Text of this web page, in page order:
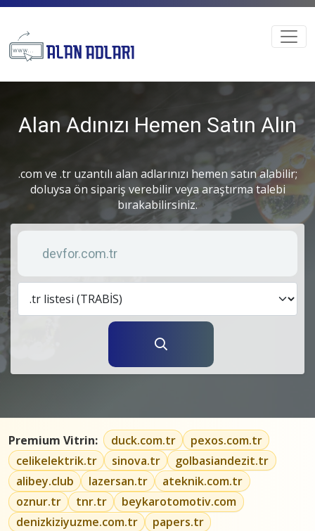
Alan Adınızı Hemen Satın Alın
.com ve .tr uzantılı alan adlarınızı hemen satın alabilir;
doluysa ön sipariş verebilir veya araştırma talebi
bırakabilirsiniz.
Anahtar kelime
Premium Vitrin: duck.com.tr
pexos.com.tr
celikelektrik.tr
sinova.tr
golbasiandezit.tr
alibey.club
lazersan.tr
ateknik.com.tr
oznur.tr
tnr.tr
beykarotomotiv.com
denizkiziyuzme.com.tr
papers.tr